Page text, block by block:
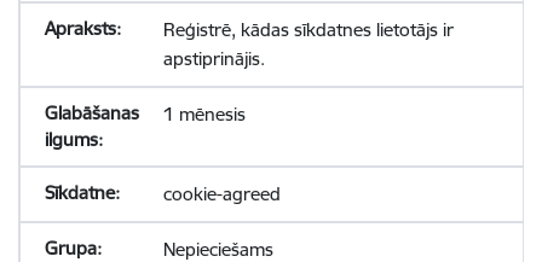
Reģistrē, kādas sīkdatnes lietotājs ir
apstiprinājis.
1 mēnesis
cookie-agreed
Nepieciešams